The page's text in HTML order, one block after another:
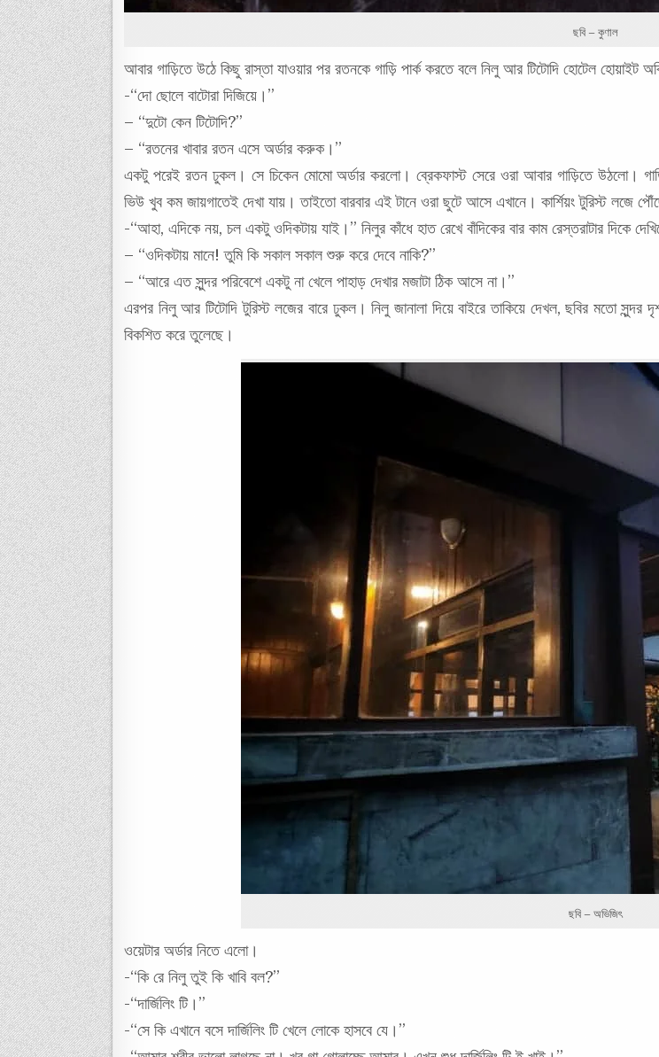
ছবি – কুণাল
আবার গাড়িতে উঠে কিছু রাস্তা যাওয়ার পর রতনকে গাড়ি পার্ক করতে বলে নিলু আর টিটোদি হোটেল হোয়াইট
-“দো ছোলে বাটোরা দিজিয়ে।”
– “দুটো কেন টিটোদি?”
– “রতনের খাবার রতন এসে অর্ডার করুক।”
একটু পরেই রতন ঢুকল। সে চিকেন মোমো অর্ডার করলো। ব্রেকফাস্ট সেরে ওরা আবার গাড়িতে উঠলো।
ভিউ খুব কম জায়গাতেই দেখা যায়। তাইতো বারবার এই টানে ওরা ছুটে আসে এখানে। কার্শিয়ং টুরিস্ট লজে
-“আহা, এদিকে নয়, চল একটু ওদিকটায় যাই।” নিলুর কাঁধে হাত রেখে বাঁদিকের বার কাম রেস্তরাটার দিকে
– “ওদিকটায় মানে! তুমি কি সকাল সকাল শুরু করে দেবে নাকি?”
– “আরে এত সুন্দর পরিবেশে একটু না খেলে পাহাড় দেখার মজাটা ঠিক আসে না।”
এরপর নিলু আর টিটোদি টুরিস্ট লজের বারে ঢুকল। নিলু জানালা দিয়ে বাইরে তাকিয়ে দেখল, ছবির মতো সুন্দর
বিকশিত করে তুলেছে।
ছবি – অভিজিৎ
ওয়েটার অর্ডার নিতে এলো।
-“কি রে নিলু তুই কি খাবি বল?”
-“দার্জিলিং টি।”
-“সে কি এখানে বসে দার্জিলিং টি খেলে লোকে হাসবে যে।”